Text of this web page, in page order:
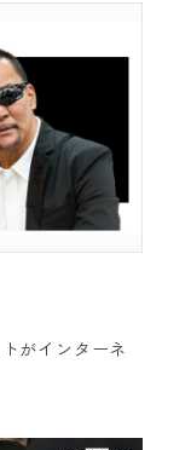
がインターネ